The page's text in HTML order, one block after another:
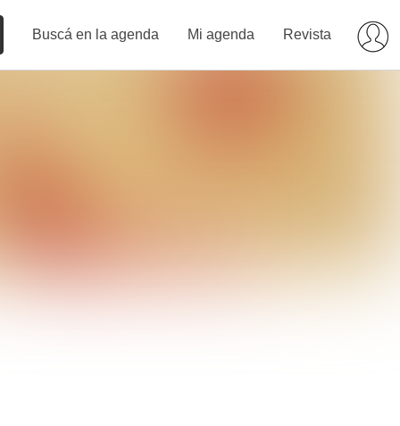
Buscá en la agenda Mi agenda Revista